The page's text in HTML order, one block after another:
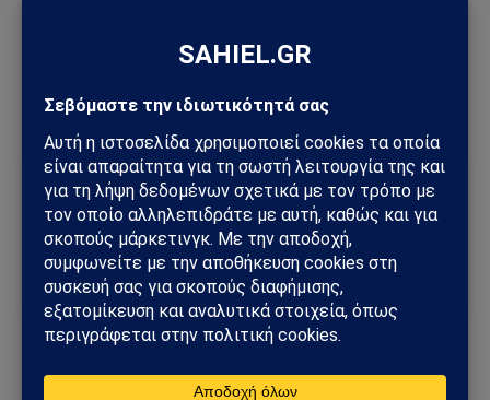
Ακολούθησε το Sahiel στο Google News
Πρόσθεσε το Sahiel ως προτιμώμενη πηγή για να λαμβάνεις
πρώτος τις σημαντικότερες ειδήσεις και αναλύσεις.
Add as a preferred source
Ιμάμογλου Κλίντον